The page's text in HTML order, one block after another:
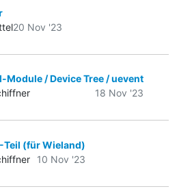
20 Nov '23
Module / Device Tree / uevent
18 Nov '23
Teil (für Wieland)
10 Nov '23